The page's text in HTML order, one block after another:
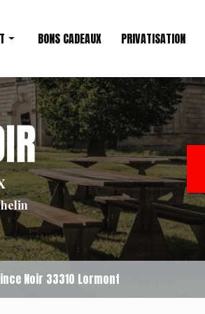
BONS CADEAUX PRIVATISATION
Noir 33310 Lormont